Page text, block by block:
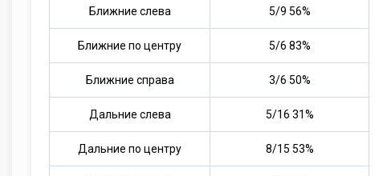
Ближние слева 5/9 56%
Ближние по центру 5/6 83%
Ближние справа 3/6 50%
Дальние слева 5/16 31%
Дальние по центру 8/15 53%